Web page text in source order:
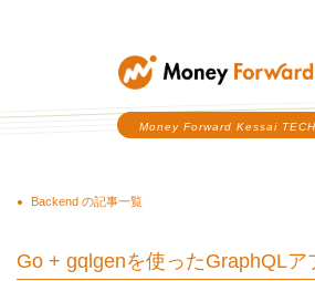
Money Forward
Money Forward Kessai
Backend の記事一覧
Go + gqlgenを使ったGraphQLア